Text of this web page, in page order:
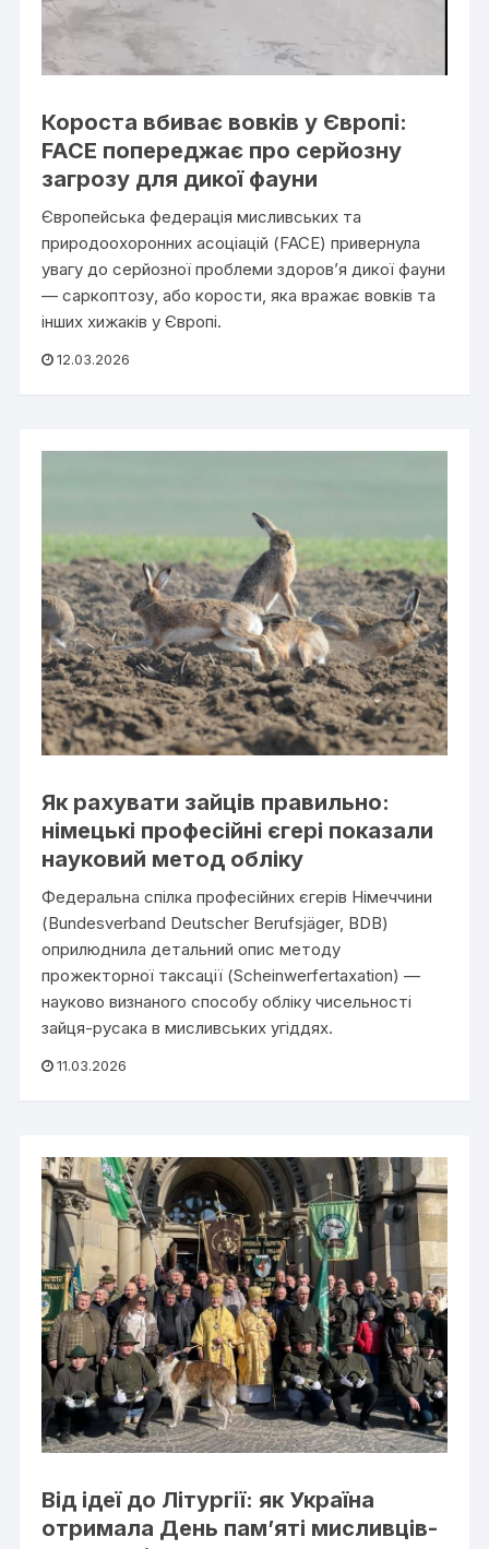
Короста вбиває вовків у Європі:
FACE попереджає про серйозну
загрозу для дикої фауни
Європейська федерація мисливських та
природоохоронних асоціацій (FACE) привернула
увагу до серйозної проблеми здоров’я дикої фауни
— саркоптозу, або корости, яка вражає вовків та
інших хижаків у Європі.
12.03.2026
Як рахувати зайців правильно:
німецькі професійні єгері показали
науковий метод обліку
Федеральна спілка професійних єгерів Німеччини
(Bundesverband Deutscher Berufsjäger, BDB)
оприлюднила детальний опис методу
прожекторної таксації (Scheinwerfertaxation) —
науково визнаного способу обліку чисельності
зайця-русака в мисливських угіддях.
11.03.2026
Від ідеї до Літургії: як Україна
отримала День пам’яті мисливців-